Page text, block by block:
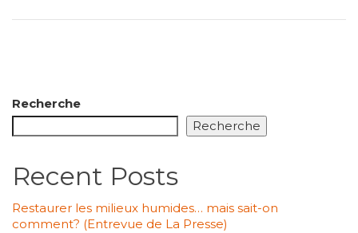
Recherche
Recherche
Recent Posts
Restaurer les milieux humides… mais sait-on
comment? (Entrevue de La Presse)